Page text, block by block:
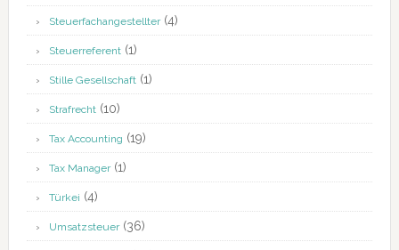
Steuerfachangestellter(4)
Steuerreferent(1)
Stille Gesellschaft(1)
Strafrecht(10)
Tax Accounting (19)
Tax Manager(1)
Türkei (4)
Umsatzsteuer(36)